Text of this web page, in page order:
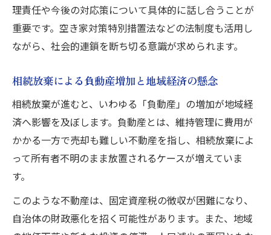
理責任や今後の対応策について具体的に話し合うことが
重要です。空き家対策特別措置法などの法制度も活用し
ながら、社会的連鎖を断ち切る意識が求められます。
相続放棄による負動産増加と地域経済の懸念
相続放棄が進むと、いわゆる「負動産」の増加が地域経
済へ影響を及ぼします。負動産とは、維持管理に費用が
かかる一方で売却も難しい不動産を指し、相続放棄によ
って所有者不明のまま放置されるケースが増えていま
す。
このような不動産は、固定資産税の徴収が困難になり、
自治体の財政悪化を招く可能性があります。また、地域